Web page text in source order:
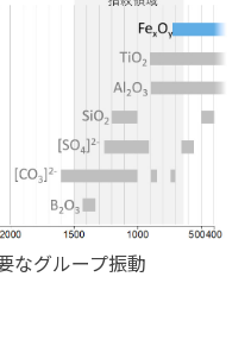
なグループ振動